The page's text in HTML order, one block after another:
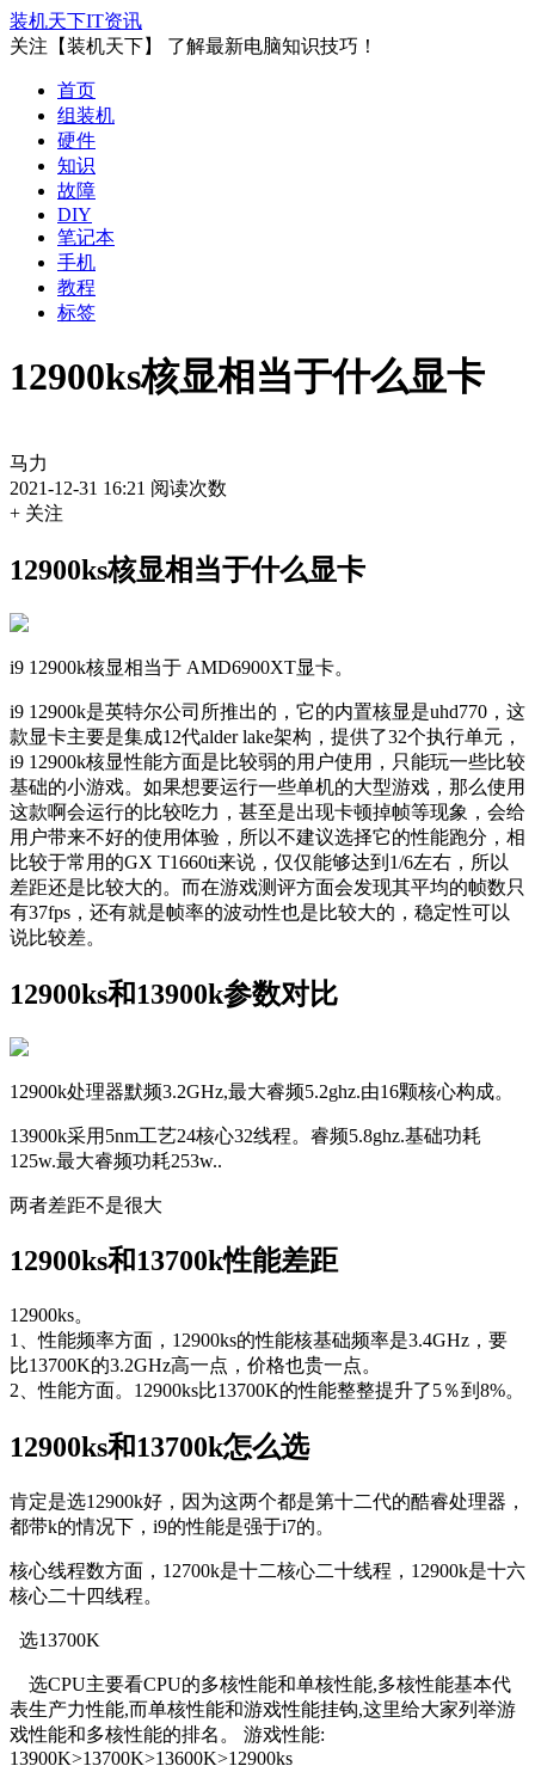
装机天下IT资讯
关注【装机天下】 了解最新电脑知识技巧！
首页
组装机
硬件
知识
故障
DIY
笔记本
手机
教程
标签
12900ks核显相当于什么显卡
马力
2021-12-31 16:21 阅读次数
+ 关注
12900ks核显相当于什么显卡
i9 12900k核显相当于 AMD6900XT显卡。
i9 12900k是英特尔公司所推出的，它的内置核显是uhd770，这
款显卡主要是集成12代alder lake架构，提供了32个执行单元，
i9 12900k核显性能方面是比较弱的用户使用，只能玩一些比较
基础的小游戏。如果想要运行一些单机的大型游戏，那么使用
这款啊会运行的比较吃力，甚至是出现卡顿掉帧等现象，会给
用户带来不好的使用体验，所以不建议选择它的性能跑分，相
比较于常用的GX T1660ti来说，仅仅能够达到1/6左右，所以
差距还是比较大的。而在游戏测评方面会发现其平均的帧数只
有37fps，还有就是帧率的波动性也是比较大的，稳定性可以
说比较差。
12900ks和13900k参数对比
12900k处理器默频3.2GHz,最大睿频5.2ghz.由16颗核心构成。
13900k采用5nm工艺24核心32线程。睿频5.8ghz.基础功耗
125w.最大睿频功耗253w..
两者差距不是很大
12900ks和13700k性能差距
12900ks。
1、性能频率方面，12900ks的性能核基础频率是3.4GHz，要
比13700K的3.2GHz高一点，价格也贵一点。
2、性能方面。12900ks比13700K的性能整整提升了5％到8%。
12900ks和13700k怎么选
肯定是选12900k好，因为这两个都是第十二代的酷睿处理器，
都带k的情况下，i9的性能是强于i7的。
核心线程数方面，12700k是十二核心二十线程，12900k是十六
核心二十四线程。
选13700K
选CPU主要看CPU的多核性能和单核性能,多核性能基本代
表生产力性能,而单核性能和游戏性能挂钩,这里给大家列举游
戏性能和多核性能的排名。 游戏性能:
13900K>13700K>13600K>12900ks